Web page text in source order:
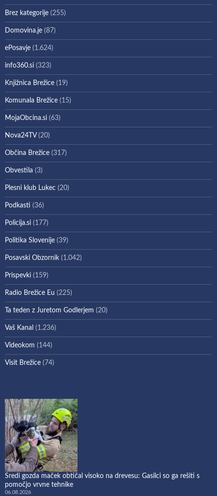
Brez kategorije (255)
Domovina.je (87)
ePosavje (1.624)
info360.si (323)
Knjižnica Brežice (19)
Komunala Brežice (15)
MojaObcina.si (63)
Nova24TV(20)
Občina Brežice (317)
Obvestila (3)
Plesni klub Lukec (20)
Podkasti (36)
Policija.si (177)
Politika Slovenije (39)
Posavski Obzornik (1.042)
Prispevki (159)
Radio Brežice Eu (225)
Ta teden z Juretom Godlerjem (20)
Vaš Kanal (1.236)
Videokom (144)
Visit Brežice (74)
Sredi gozda maček obtičal visoko na drevesu: Gasilci so ga rešiti s
pomočjo vrvne tehnike
06.08.2026